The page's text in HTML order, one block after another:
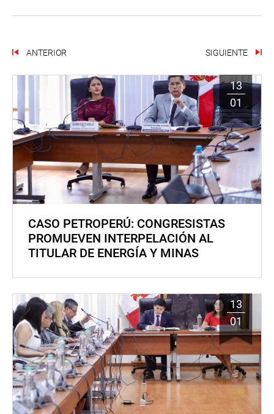
ANTERIOR SIGUIENTE
13
01
CASO PETROPERÚ: CONGRESISTAS
PROMUEVEN INTERPELACIÓN AL
TITULAR DE ENERGÍA Y MINAS
13
01